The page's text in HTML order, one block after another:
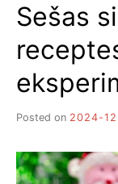
Sešas
Posted on 2024-